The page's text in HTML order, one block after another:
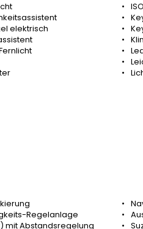
elektrisch
Regelanlage
mit Abstandsregelung